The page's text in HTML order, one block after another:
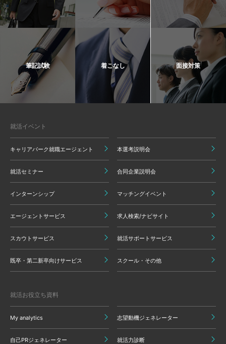
筆記試験 着こなし 面接対策
就活イベント
キャリアパーク就職エージェント 本選考説明会
就活セミナー 合同企業説明会
インターンシップ マッチングイベント
エージェントサービス 求人検索/ナビサイト
スカウトサービス 就活サポートサービス
既卒・第二新卒向けサービス スクール・その他
就活お役立ち資料
My analytics 志望動機ジェネレーター
自己PRジェネレーター 就活力診断